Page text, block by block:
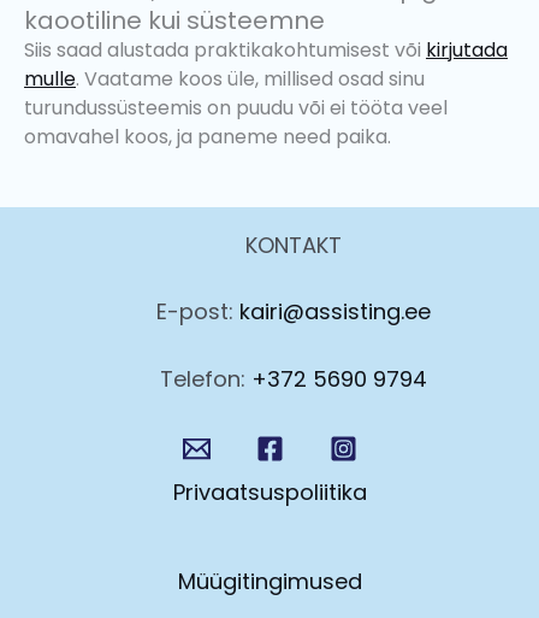
kaootiline kui süsteemne
Siis saad alustada praktikakohtumisest või kirjutada
mulle. Vaatame koos üle, millised osad sinu
turundussüsteemis on puudu või ei tööta veel
omavahel koos, ja paneme need paika.
KONTAKT
E-post: kairi@assisting.ee
Telefon: +372 5690 9794
Privaatsuspoliitika
Müügitingimused